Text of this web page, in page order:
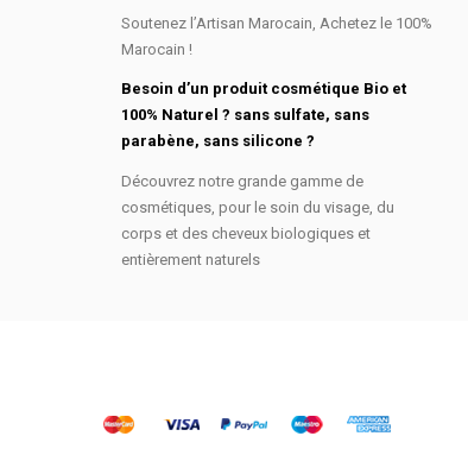
Soutenez l’Artisan Marocain, Achetez le 100%
Marocain !
Besoin d’un produit cosmétique Bio et
100% Naturel ? sans sulfate, sans
parabène, sans silicone ?
Découvrez notre grande gamme de
cosmétiques, pour le soin du visage, du
corps et des cheveux biologiques et
entièrement naturels